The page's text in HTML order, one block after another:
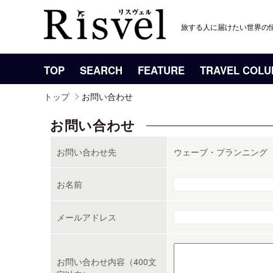
旅する人に届けたい世界の
TOP SEARCH FEATURE TRAVEL
トップ お問い合わせ
お問い合わせ
お問い合わせ先 ウェーブ・プランニン
お名前
メールアドレス
お問い合わせ内容（400文